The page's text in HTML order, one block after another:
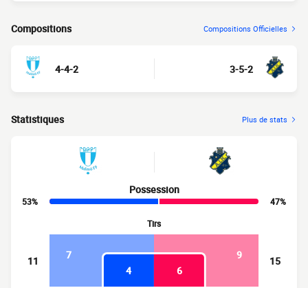
Compositions Compositions Officielles
4-4-2 3-5-2
Statistiques Plus de stats
Possession
53%
47%
Tirs
11 7
9
4
6
15